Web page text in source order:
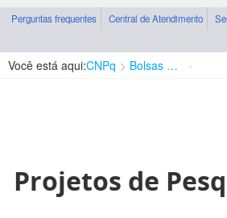
Perguntas frequentes Central de Atendimento
Você está aqui:CNPq Bolsas e Auxílios Vigentes
Projetos de